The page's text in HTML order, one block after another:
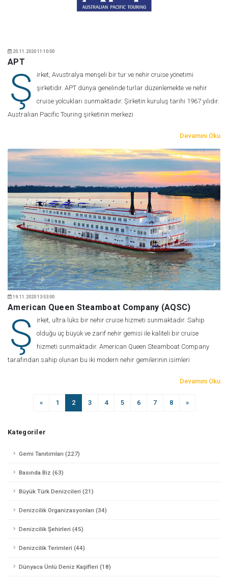
20.11.2020 11:10:00
APT
Ş
irket, Avustralya menşeli bir tur ve nehir cruise yönetimi
şirketidir. APT dünya genelinde turlar düzenlemekte ve nehir
cruise yolcukları sunmaktadır. Şirketin kuruluş tarihi 1967 yılıdır.
Australian Pacific Touring şirketinin merkezi
Devamını Oku
19.11.2020 13:53:00
American Queen Steamboat Company (AQSC)
Ş
irket, ultra lüks bir nehir cruise hizmeti sunmaktadır. Sahip
olduğu üç büyük ve zarif nehir gemisi ile kaliteli bir cruise
hizmeti sunmaktadır. American Queen Steamboat Company
tarafından sahip olunan bu iki modern nehir gemilerinin isimleri
Devamını Oku
« 1 2 3 4 5 6 7 8 »
Kategoriler
Gemi Tanıtımları (227)
Basında Biz (63)
Büyük Türk Denizcileri (21)
Denizcilik Organizasyonları (34)
Denizcilik Şehirleri (45)
Denizcilik Terimleri (44)
Dünyaca Ünlü Deniz Kaşifleri (18)